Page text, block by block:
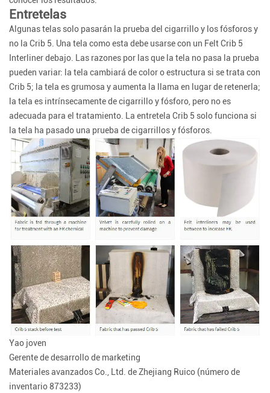
Entretelas
Algunas telas solo pasarán la prueba del cigarrillo y los fósforos y
no la Crib 5. Una tela como esta debe usarse con un Felt Crib 5
Interliner debajo. Las razones por las que la tela no pasa la prueba
pueden variar: la tela cambiará de color o estructura si se trata con
Crib 5; la tela es grumosa y aumenta la llama en lugar de retenerla;
la tela es intrínsecamente de cigarrillo y fósforo, pero no es
adecuada para el tratamiento. La entretela Crib 5 solo funciona si
la tela ha pasado una prueba de cigarrillos y fósforos.
Yao joven
Gerente de desarrollo de marketing
Materiales avanzados Co., Ltd. de Zhejiang Ruico (número de
inventario 873233)